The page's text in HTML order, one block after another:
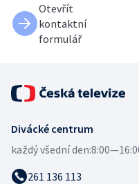
Otevřít
kontaktní
formulář
Divácké centrum
každý všední den:
261 136 113